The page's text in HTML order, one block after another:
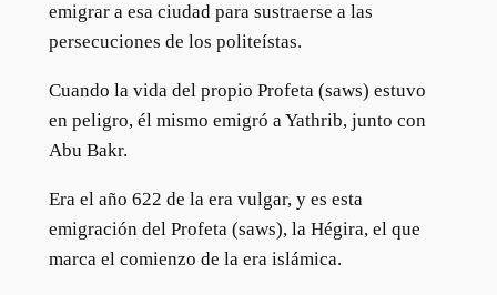
emigrar a esa ciudad para sustraerse a las
persecuciones de los politeístas.
Cuando la vida del propio Profeta (saws) estuvo
en peligro, él mismo emigró a Yathrib, junto con
Abu Bakr.
Era el año 622 de la era vulgar, y es esta
emigración del Profeta (saws), la Hégira, el que
marca el comienzo de la era islámica.